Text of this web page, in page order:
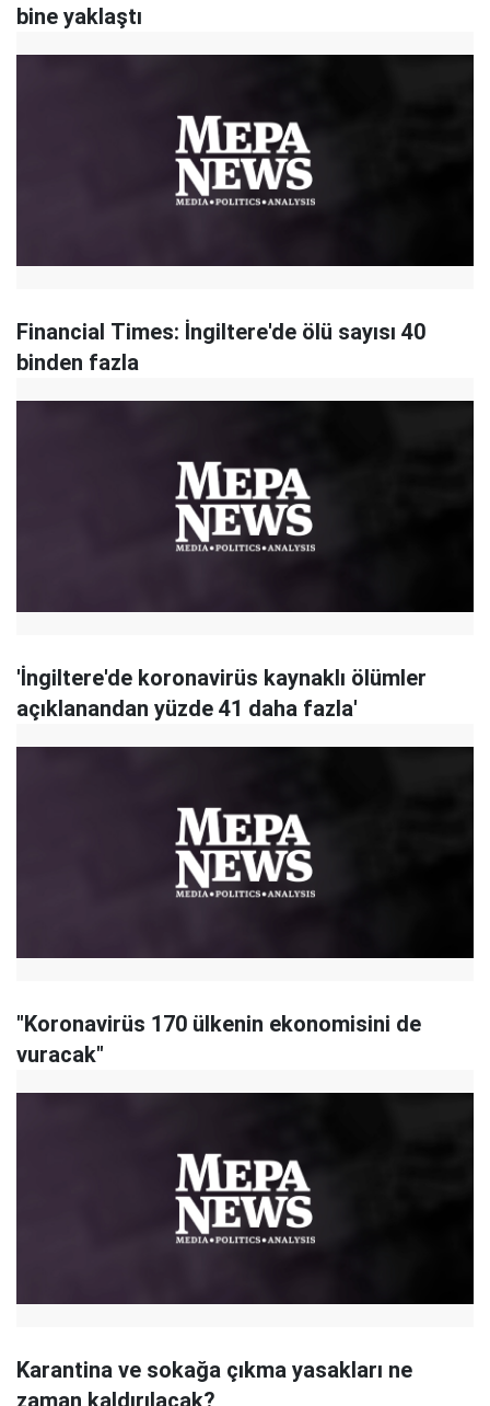
bine yaklaştı
Financial Times: İngiltere'de ölü sayısı 40
binden fazla
'İngiltere'de koronavirüs kaynaklı ölümler
açıklanandan yüzde 41 daha fazla'
"​Koronavirüs 170 ülkenin ekonomisini de
vuracak"
Karantina ve sokağa çıkma yasakları ne